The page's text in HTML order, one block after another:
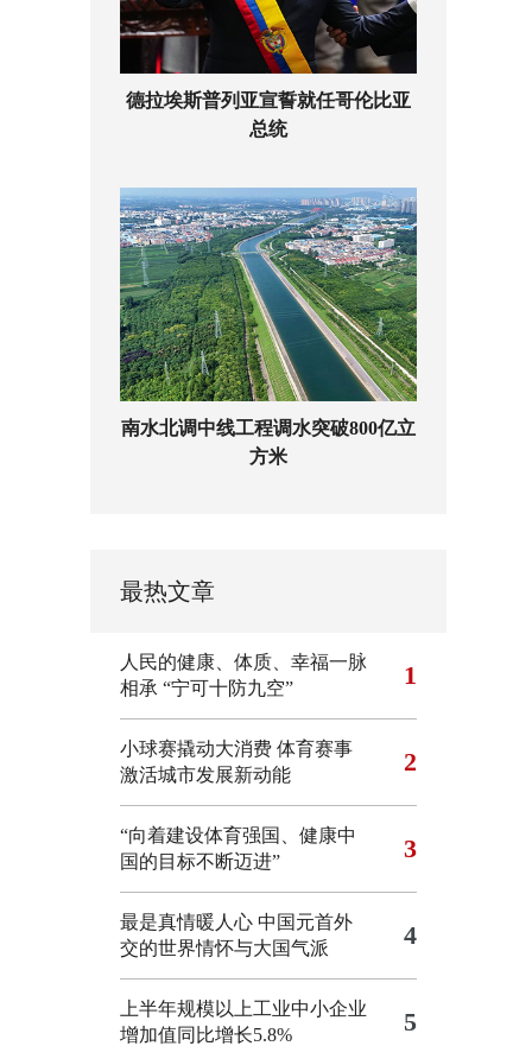
德拉埃斯普列亚宣誓就任哥伦比亚
总统
南水北调中线工程调水突破800亿立
方米
最热文章
人民的健康、体质、幸福一脉
相承 “宁可十防九空” 1
小球赛撬动大消费 体育赛事
激活城市发展新动能
2
“向着建设体育强国、健康中
国的目标不断迈进”
3
最是真情暖人心 中国元首外
交的世界情怀与大国气派
4
上半年规模以上工业中小企业
增加值同比增长5.8%
5